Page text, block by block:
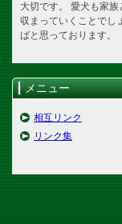
大切です。 愛犬も家
収まっていくことでし
ばと思っております。
メニュー
相互リンク
リンク集